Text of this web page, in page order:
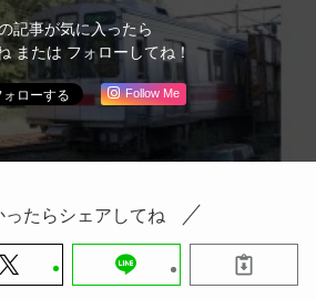
記事が気に入ったら
または フォローしてね！
Follow Me
ったらシェアしてね